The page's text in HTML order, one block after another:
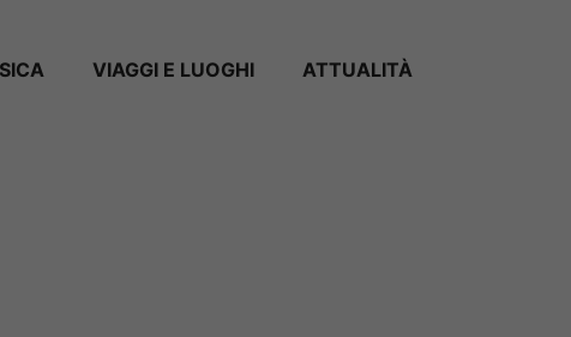
VIAGGI E LUOGHI ATTUALITÀ